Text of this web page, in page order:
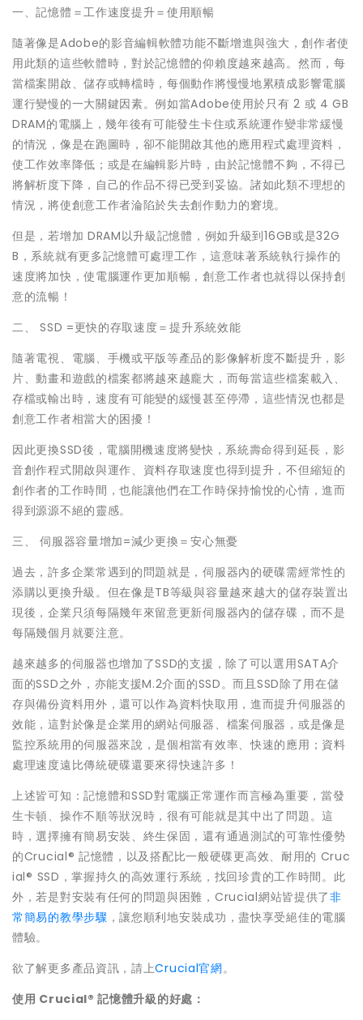
一、記憶體＝工作速度提升＝使用順暢
隨著像是Adobe的影音編輯軟體功能不斷增進與強大，創作者使
用此類的這些軟體時，對於記憶體的仰賴度越來越高。然而，每
當檔案開啟、儲存或轉檔時，每個動作將慢慢地累積成影響電腦
運行變慢的一大關鍵因素。例如當Adobe使用於只有 2 或 4 GB
DRAM的電腦上，幾年後有可能發生卡住或系統運作變非常緩慢
的情況，像是在跑圖時，卻不能開啟其他的應用程式處理資料，
使工作效率降低；或是在編輯影片時，由於記憶體不夠，不得已
將解析度下降，自己的作品不得已受到妥協。諸如此類不理想的
情況，將使創意工作者淪陷於失去創作動力的窘境。
但是，若增加 DRAM以升級記憶體，例如升級到16GB或是32G
B，系統就有更多記憶體可處理工作，這意味著系統執行操作的
速度將加快，使電腦運作更加順暢，創意工作者也就得以保持創
意的流暢！
二、 SSD =更快的存取速度＝提升系統效能
隨著電視、電腦、手機或平版等產品的影像解析度不斷提升，影
片、動畫和遊戲的檔案都將越來越龐大，而每當這些檔案載入、
存檔或輸出時，速度有可能變的緩慢甚至停滯，這些情況也都是
創意工作者相當大的困擾！
因此更換SSD後，電腦開機速度將變快，系統壽命得到延長，影
音創作程式開啟與運作、資料存取速度也得到提升，不但縮短的
創作者的工作時間，也能讓他們在工作時保持愉悅的心情，進而
得到源源不絕的靈感。
三、 伺服器容量增加=減少更換＝安心無憂
過去，許多企業常遇到的問題就是，伺服器內的硬碟需經常性的
添購以更換升級。但在像是TB等級與容量越來越大的儲存裝置出
現後，企業只須每隔幾年來留意更新伺服器內的儲存碟，而不是
每隔幾個月就要注意。
越來越多的伺服器也增加了SSD的支援，除了可以選用SATA介
面的SSD之外，亦能支援M.2介面的SSD。而且SSD除了用在儲
存與備份資料用外，還可以作為資料快取用，進而提升伺服器的
效能，這對於像是企業用的網站伺服器、檔案伺服器，或是像是
監控系統用的伺服器來說，是個相當有效率、快速的應用；資料
處理速度遠比傳統硬碟還要來得快速許多！
上述皆可知：記憶體和SSD對電腦正常運作而言極為重要，當發
生卡頓、操作不順等狀況時，很有可能就是其中出了問題。這
時，選擇擁有簡易安裝、終生保固，還有通過測試的可靠性優勢
的Crucial® 記憶體，以及搭配比一般硬碟更高效、耐用的 Cruc
ial® SSD，掌握持久的高效運行系統，找回珍貴的工作時間。此
外，若是對安裝有任何的問題與困難，Crucial網站皆提供了非
常簡易的教學步驟 ，讓您順利地安裝成功，盡快享受絕佳的電腦
體驗。
欲了解更多產品資訊，請上Crucial官網。
使用 Crucial® 記憶體升級的好處：